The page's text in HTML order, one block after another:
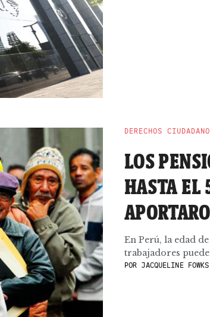
DERECHOS
LOS
HASTA EL
En Perú, la edad
trabajadores
POR JACQUELINE FOWKS